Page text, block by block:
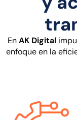
EnAK Digital
enfoque en la